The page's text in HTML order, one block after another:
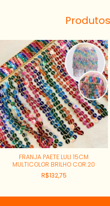
FRANJA PAETE LULI 15CM
MULTICOLOR BRILHO COR:20
R$132,75